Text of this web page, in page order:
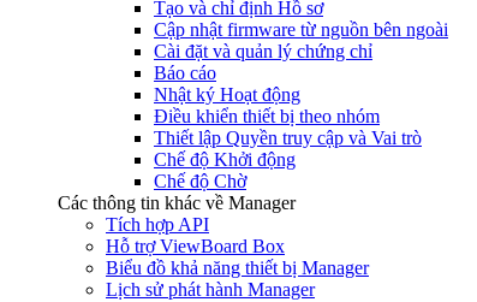
Tạo và chỉ định Hồ sơ
Cập nhật firmware từ nguồn bên ngoài
Cài đặt và quản lý chứng chỉ
Báo cáo
Nhật ký Hoạt động
Điều khiển thiết bị theo nhóm
Thiết lập Quyền truy cập và Vai trò
Chế độ Khởi động
Chế độ Chờ
Các thông tin khác về Manager
Tích hợp API
Hỗ trợ ViewBoard Box
Biểu đồ khả năng thiết bị Manager
Lịch sử phát hành Manager